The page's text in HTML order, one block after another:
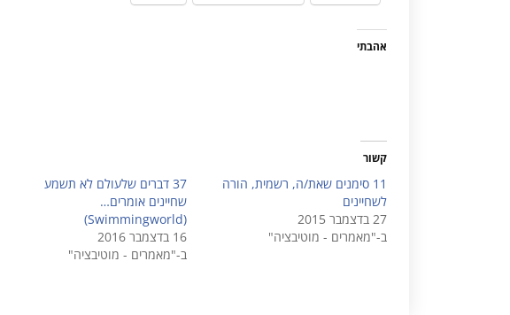
אהבתי
קשור
11 סימנים שאת/ה, רשמית, הורה
לשחיינים
27 בדצמבר 2015
ב-"מאמרים - מוטיבציה"
37 דברים שלעולם לא תשמע
שחיינים אומרים…
(Swimmingworld)
16 בדצמבר 2016
ב-"מאמרים - מוטיבציה"